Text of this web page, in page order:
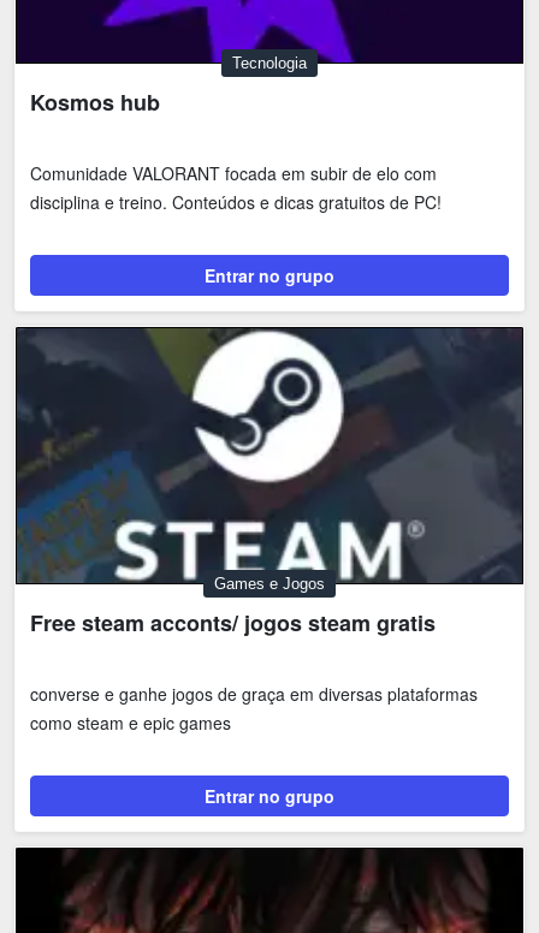
Tecnologia
Kosmos hub
Comunidade VALORANT focada em subir de elo com
disciplina e treino. Conteúdos e dicas gratuitos de PC!
Entrar no grupo
Games e Jogos
Free steam acconts/ jogos steam gratis
converse e ganhe jogos de graça em diversas plataformas
como steam e epic games
Entrar no grupo